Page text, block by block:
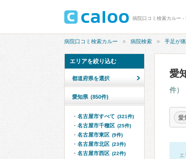
病院口コミ検索カルー -
病院口コミ検索カルー 病院検索 手足が
愛
件）
愛
エリアを絞り込む
都道府県を選択
愛知県 (850件)
名古屋市すべて (321件)
名古屋市千種区 (25件)
名古屋市東区 (9件)
名古屋市北区 (23件)
名古屋市西区 (22件)